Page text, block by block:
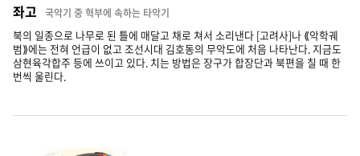
좌고 국악기 중 혁부에 속하는 타악기
북의 일종으로 나무로 된 틀에 매달고 채로 쳐서 소리낸다 [고려사]나 ⟪악학궤
범⟫에는 전혀 언급이 없고 조선시대 김호동의 무악도에 처음 나타난다. 지금도
삼현육각합주 등에 쓰이고 있다. 치는 방법은 장구가 합장단과 북편을 칠 때 한
번씩 울린다.